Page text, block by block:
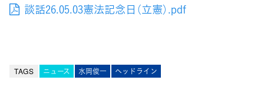
談話26.05.03憲法記念日（立憲）.pdf
TAGS ニュース 水岡俊一 ヘッドライン